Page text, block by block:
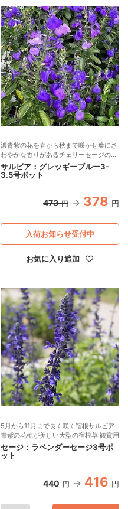
濃青紫の花を春から秋まで咲かせ葉にさ
わやかな香りがあるチェリーセージの仲
間
サルビア：グレッギーブルー3-
3.5号ポット
473 円 378 円
お気に入り追加
入荷お知らせ受付中
5月から11月まで長く咲く宿根サルビア
青紫の花穂が美しい大型の宿根草 観賞用
セージ：ラベンダーセージ3号ポ
ット
440 円 416 円